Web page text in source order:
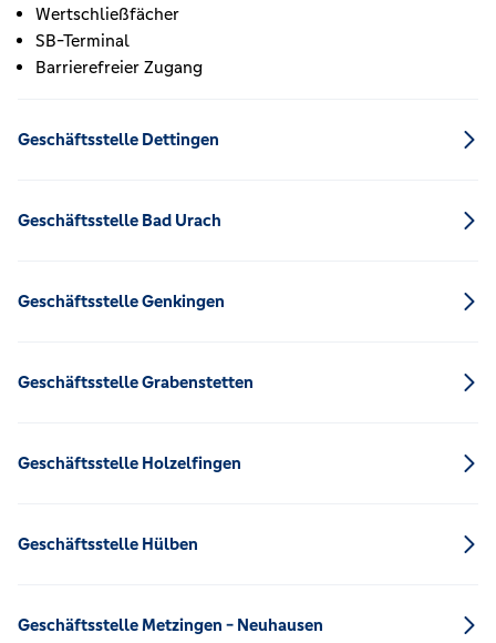
Wertschließfächer
SB-Terminal
Barrierefreier Zugang
Geschäftsstelle Dettingen
Geschäftsstelle Bad Urach
Geschäftsstelle Genkingen
Geschäftsstelle Grabenstetten
Geschäftsstelle Holzelfingen
Geschäftsstelle Hülben
Geschäftsstelle Metzingen - Neuhausen